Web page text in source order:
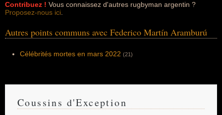
Contribuez ! Vous connaissez d'autres rugbyman argentin ?
Proposez-nous ici
Autres points communs avec Federico Martín Aramburú
Célébrités mortes en mars 2022 (21)
Coussins d'Exception